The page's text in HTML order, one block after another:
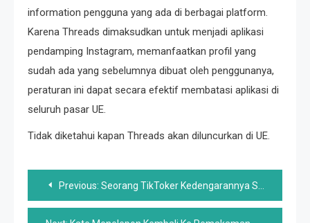
information pengguna yang ada di berbagai platform.
Karena Threads dimaksudkan untuk menjadi aplikasi
pendamping Instagram, memanfaatkan profil yang
sudah ada yang sebelumnya dibuat oleh penggunanya,
peraturan ini dapat secara efektif membatasi aplikasi di
seluruh pasar UE.
Tidak diketahui kapan Threads akan diluncurkan di UE.
Post
navigation
Previous: Seorang TikToker Kedengarannya Seperti Pembuat Kopi Keurig – Dan Itu Terlalu Nyata